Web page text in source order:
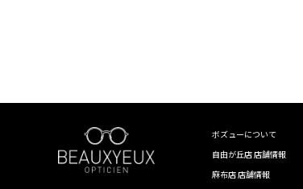
41mm〜45mm
46mm〜50mm
ボズューについて
自由が丘店 店舗情報
麻布店 店舗情報